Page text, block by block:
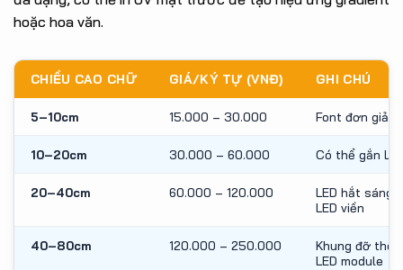
hoặc hoa văn.
CHIỀU CAO CHỮ GIÁ/KÝ TỰ (VNĐ) GHI CHÚ
5–10cm 15.000 – 30.000 Font đơn giản,
10–20cm 30.000 – 60.000 Có thể gắn
20–40cm 60.000 – 120.000
LED hắt sáng
LED viền
40–80cm 120.000 – 250.000
Khung đỡ
LED module